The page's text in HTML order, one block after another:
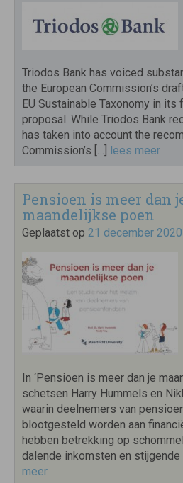
Triodos Bank has voiced
the European Commission’s
EU Sustainable Taxonomy in its
proposal. While Triodos Bank
has taken into account the
Commission’s […] lees meer
Pensioen is meer dan
maandelijkse poen
Geplaatst op 21 december 2020
In ‘Pensioen is meer dan je
schetsen Harry Hummels en
waarin deelnemers van
blootgesteld worden aan
hebben betrekking op
dalende inkomsten en stijgende
meer